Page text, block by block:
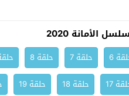
الأمانة 2020
6 حلقة 7 حلقة 8
17 حلقة 18 حلقة 19